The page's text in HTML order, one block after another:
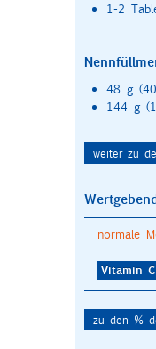
1-2
48 g
144 g
weiter zu
normale
Vitamin C
zu den %